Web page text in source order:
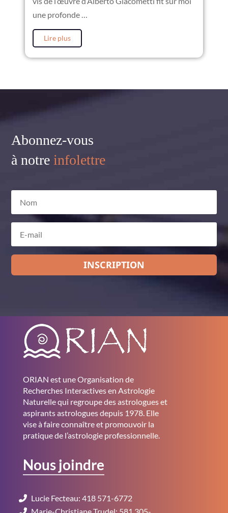
une profonde …
Lire plus
Abonnez-vous
à notre infolettre
INSCRIPTION
ORIAN est une Organisation de
Recherches Interactives en Astrologie
Naturelle qui regroupe des astrologues et
aspirants astrologues depuis 1978. Elle
vise à faire connaître et promouvoir la
pratique de l’astrologie professionnelle.
Nous joindre
Lucie Fecteau: 418 571-6772